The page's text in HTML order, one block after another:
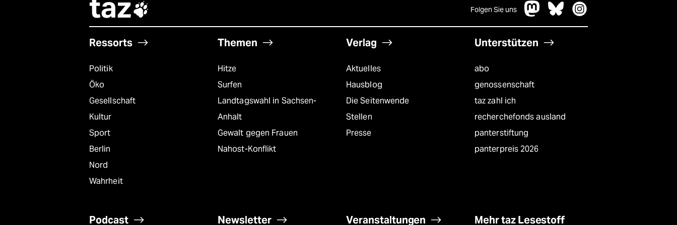
 Folgen Sie uns
Ressorts
Politik
Öko
Gesellschaft
Kultur
Sport
Berlin
Nord
Wahrheit
Themen
Hitze
Surfen
Landtagswahl in Sachsen-
Anhalt
Gewalt gegen Frauen
Nahost-Konflikt
Verlag
Aktuelles
Hausblog
Die Seitenwende
Stellen
Presse
Unterstützen
abo
genossenschaft
taz zahl ich
recherchefonds ausland
panterstiftung
panterpreis 2026
Podcast Newsletter Veranstaltungen Mehr taz Lesestoff